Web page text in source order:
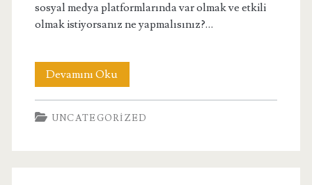
sosyal medya platformlarında var olmak ve etkili
olmak istiyorsanız ne yapmalısınız?…
Devamını OkuEn
Ucuz
SMM
UNCATEGORIZED